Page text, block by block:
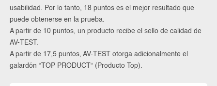
usabilidad. Por lo tanto, 18 puntos es el mejor resultado que
puede obtenerse en la prueba.
A partir de 10 puntos, un producto recibe el sello de calidad de
AV-TEST.
A partir de 17,5 puntos, AV-TEST otorga adicionalmente el
galardón “TOP PRODUCT“ (Producto Top).